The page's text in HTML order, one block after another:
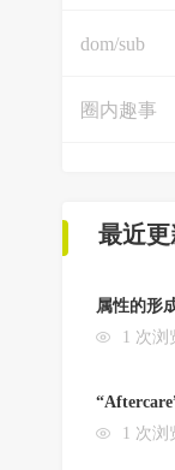
dom/sub
圈内趣事
最近更
属性的形
1 次浏
1 次浏